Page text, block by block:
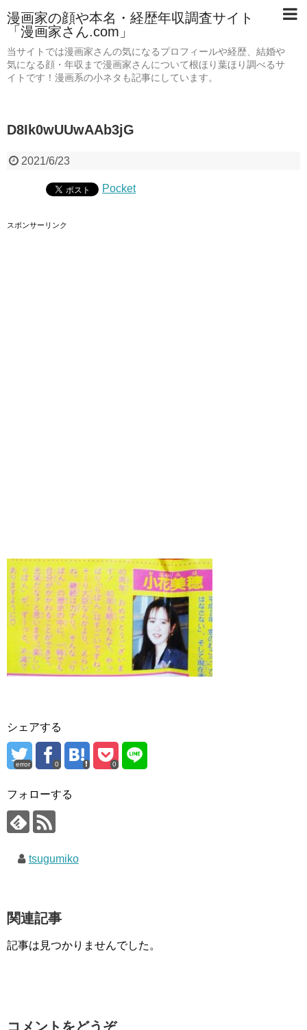
漫画家の顔や本名・経歴年収調査サイト
「漫画家さん.com」
当サイトでは漫画家さんの気になるプロフィールや経歴、結婚や
気になる顔・年収まで漫画家さんについて根ほり葉ほり調べるサ
イトです！漫画系の小ネタも記事にしています。
D8Ik0wUUwAAb3jG
2021/6/23
Pocket
スポンサーリンク
シェアする
error 0 0
フォローする
tsugumiko
関連記事
記事は見つかりませんでした。
コメントをどうぞ